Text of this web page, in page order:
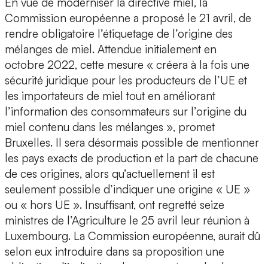
Commission européenne a proposé le 21 avril, de
rendre obligatoire l’étiquetage de l’origine des
mélanges de miel. Attendue initialement en
octobre 2022, cette mesure « créera à la fois une
sécurité juridique pour les producteurs de l’UE et
les importateurs de miel tout en améliorant
l’information des consommateurs sur l’origine du
miel contenu dans les mélanges », promet
Bruxelles. Il sera désormais possible de mentionner
les pays exacts de production et la part de chacune
de ces origines, alors qu’actuellement il est
seulement possible d’indiquer une origine « UE »
ou « hors UE ». Insuffisant, ont regretté seize
ministres de l’Agriculture le 25 avril leur réunion à
Luxembourg. La Commission européenne, aurait dû
selon eux introduire dans sa proposition une